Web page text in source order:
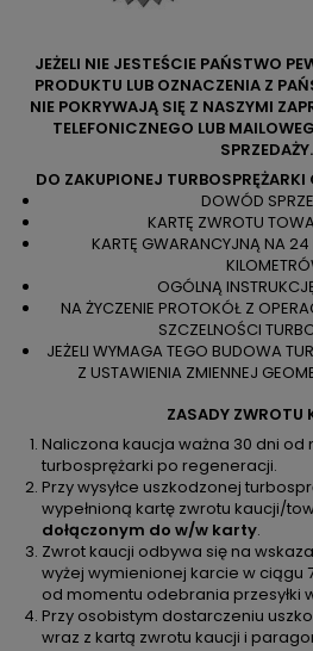
JEŻELI NIE JESTEŚCIE PAŃSTWO
PRODUKTU LUB OZNACZENIA Z
NIE POKRYWAJĄ SIĘ Z NASZYMI
TELEFONICZNEGO LUB
SPRZEDAŻY.
DO ZAKUPIONEJ
DOWÓD
KARTĘ ZWROTU
KARTĘ GWARANCYJNĄ NA 24
OGÓLNĄ
NA ŻYCZENIE PROTOKÓŁ Z
SZCZELNOŚCI
JEŻELI WYMAGA TEGO BUDOWA
Z USTAWIENIA ZMIENNEJ
ZASADY ZWROTU
Naliczona kaucja ważna 30 dni
turbosprężarki po regeneracji.
Przy wysyłce uszkodzonej
wypełnioną kartę zwrotu kaucji/
dołączonym do w/w karty.
Zwrot kaucji odbywa się na
wyżej wymienionej karcie w ciągu
od momentu odebrania przesyłki
Przy osobistym dostarczeniu
wraz z kartą zwrotu kaucji i